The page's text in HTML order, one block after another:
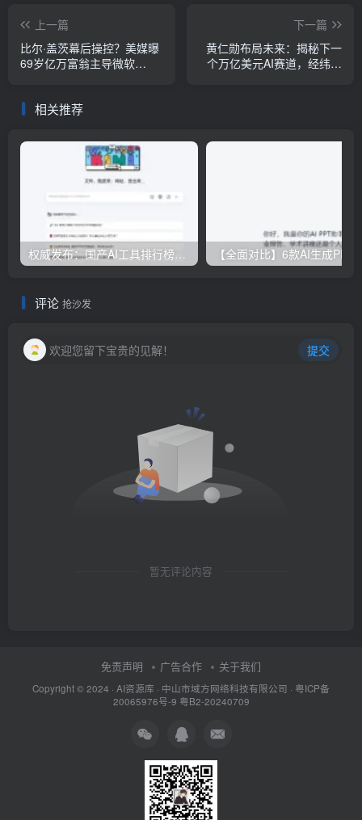
上一篇
比尔·盖茨幕后操控？美媒曝
69岁亿万富翁主导微软
下一篇
黄仁勋布局未来：揭秘下一
个万亿美元AI赛道，经纬低
相关推荐
权威发布：国产AI工具排行榜TOP10，必备神器一览无余
评论 抢沙发
欢迎您留下宝贵的见解！ 提交
暂无评论内容
免责声明 广告合作 关于我们
Copyright © 2024 · AI资源库 · 中山市域方网络科技有限公司 · 粤ICP备
20065976号-9 粤B2-20240709